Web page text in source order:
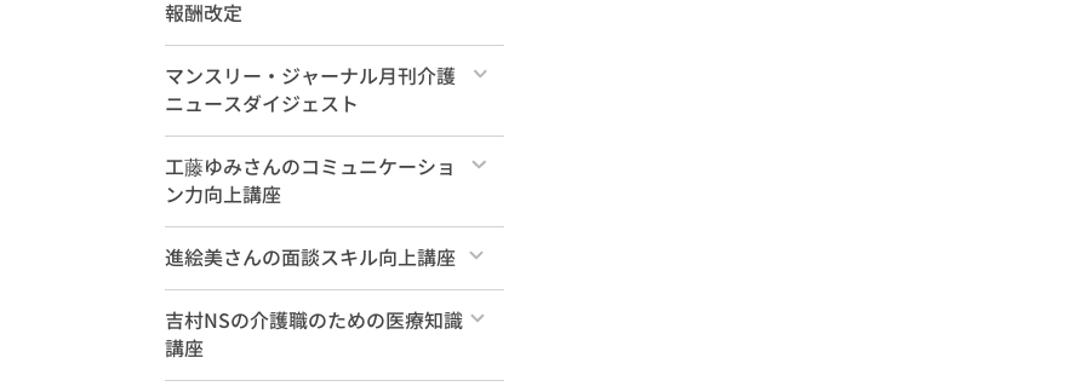
報酬改定
すべて
マンスリー・ジャーナル月刊介護
ニュースダイジェスト
すべて
工藤ゆみさんのコミュニケーショ
ン力向上講座
すべて
進絵美さんの面談スキル向上講座
すべて
吉村NSの介護職のための医療知識
講座